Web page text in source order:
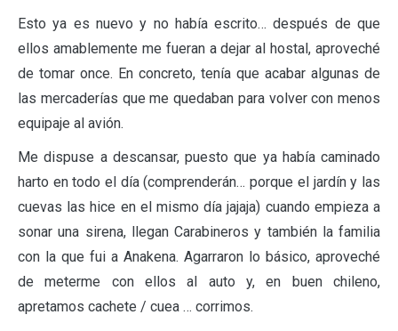
Esto ya es nuevo y no había escrito… después de que
ellos amablemente me fueran a dejar al hostal, aproveché
de tomar once. En concreto, tenía que acabar algunas de
las mercaderías que me quedaban para volver con menos
equipaje al avión.
Me dispuse a descansar, puesto que ya había caminado
harto en todo el día (comprenderán… porque el jardín y las
cuevas las hice en el mismo día jajaja) cuando empieza a
sonar una sirena, llegan Carabineros y también la familia
con la que fui a Anakena. Agarraron lo básico, aproveché
de meterme con ellos al auto y, en buen chileno,
apretamos cachete / cuea … corrimos.